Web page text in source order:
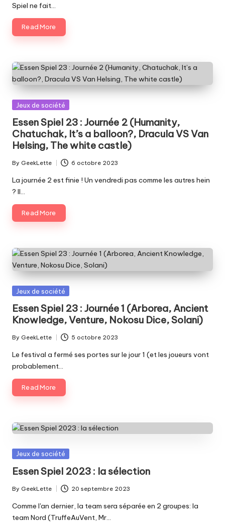
Spiel ne fait…
Read More
Posted
Jeux de société
Essen Spiel 23 : Journée 2 (Humanity,
Chatuchak, It’s a balloon?, Dracula VS Van
Helsing, The white castle)
Posted
by
By GeekLette 6 octobre 2023
La journée 2 est finie ! Un vendredi pas comme les autres hein
? Il…
Read More
Posted
Jeux de société
Essen Spiel 23 : Journée 1 (Arborea, Ancient
Knowledge, Venture, Nokosu Dice, Solani)
Posted
by
By GeekLette 5 octobre 2023
Le festival a fermé ses portes sur le jour 1 (et les joueurs vont
probablement…
Read More
Posted
Jeux de société
Essen Spiel 2023 : la sélection
Posted
by
By GeekLette 20 septembre 2023
Comme l'an dernier, la team sera séparée en 2 groupes: la
team Nord (TruffeAuVent, Mr…